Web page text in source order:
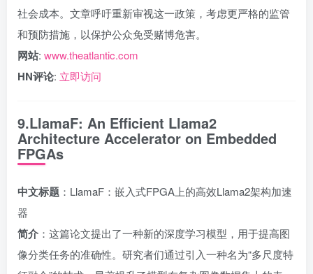
社会成本。文章呼吁重新审视这一政策，考虑更严格的监管
和预防措施，以保护公众免受赌博危害。
网站: www.theatlantic.com
HN评论: 立即访问
9.LlamaF: An Efficient Llama2
Architecture Accelerator on Embedded
FPGAs
中文标题 ：LlamaF：嵌入式FPGA上的高效Llama2架构加速
器
简介 ：这篇论文提出了一种新的深度学习模型，用于提高图
像分类任务的准确性。研究者们通过引入一种名为“多尺度特